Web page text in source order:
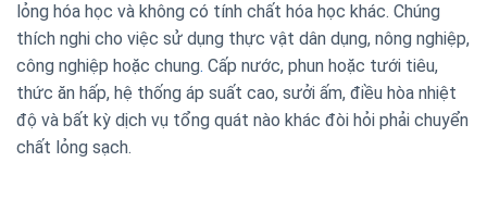
lỏng hóa học và không có tính chất hóa học khác. Chúng
thích nghi cho việc sử dụng thực vật dân dụng, nông nghiệp,
công nghiệp hoặc chung. Cấp nước, phun hoặc tưới tiêu,
thức ăn hấp, hệ thống áp suất cao, sưởi ấm, điều hòa nhiệt
độ và bất kỳ dịch vụ tổng quát nào khác đòi hỏi phải chuyển
chất lỏng sạch.